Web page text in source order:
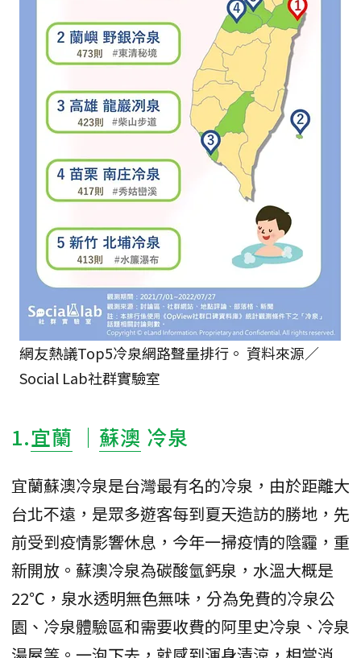
網友熱議Top5冷泉網路聲量排行。 資料來源／
Social Lab社群實驗室
1.宜蘭 ｜ 蘇澳 冷泉
宜蘭蘇澳冷泉是台灣最有名的冷泉，由於距離大
台北不遠，是眾多遊客每到夏天造訪的勝地，先
前受到疫情影響休息，今年一掃疫情的陰霾，重
新開放。蘇澳冷泉為碳酸氫鈣泉，水溫大概是
22℃，泉水透明無色無味，分為免費的冷泉公
園、冷泉體驗區和需要收費的阿里史冷泉、冷泉